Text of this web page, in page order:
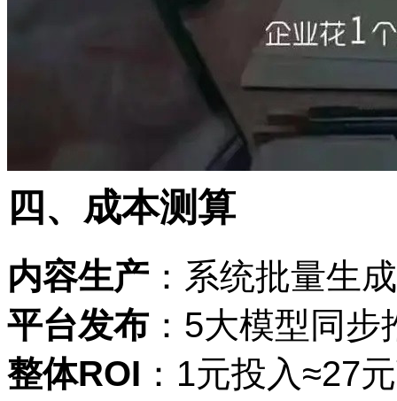
四、成本测算
内容生产 ：系统批量生
平台发布 ： 5大模型同步
整体ROI ： 1元投入≈27